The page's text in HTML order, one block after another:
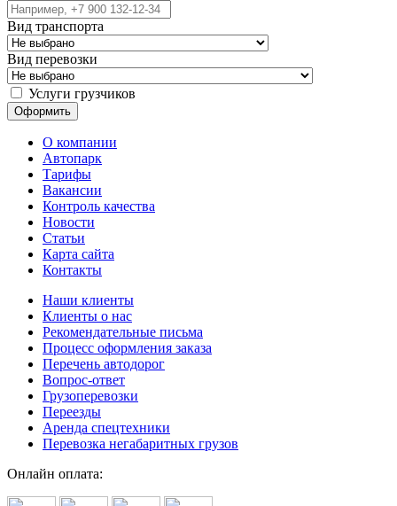
Вид транспорта
Вид перевозки
Услуги грузчиков
О компании
Автопарк
Тарифы
Вакансии
Контроль качества
Новости
Статьи
Карта сайта
Контакты
Наши клиенты
Клиенты о нас
Рекомендательные письма
Процесс оформления заказа
Перечень автодорог
Вопрос-ответ
Грузоперевозки
Переезды
Аренда спецтехники
Перевозка негабаритных грузов
Онлайн оплата: